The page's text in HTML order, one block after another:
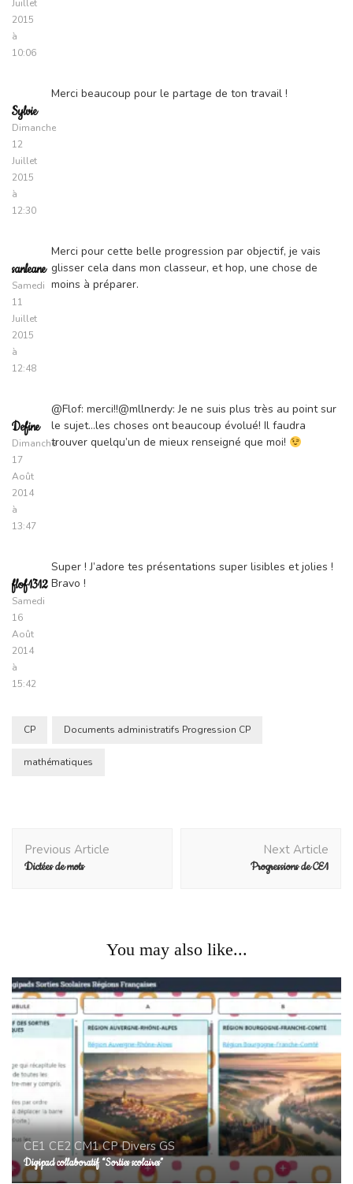
Juillet
2015
à
10:06
Sylvie
Dimanche
12
Juillet
2015
à
12:30
Merci beaucoup pour le partage de ton travail !
sanleane
Samedi
11
Juillet
2015
à
12:48
Merci pour cette belle progression par objectif, je vais
glisser cela dans mon classeur, et hop, une chose de
moins à préparer.
Define
Dimanche
17
Août
2014
à
13:47
@Flof: merci!!@mllnerdy: Je ne suis plus très au point sur
le sujet…les choses ont beaucoup évolué! Il faudra
trouver quelqu’un de mieux renseigné que moi!
flof1312
Samedi
16
Août
2014
à
15:42
Super ! J’adore tes présentations super lisibles et jolies !
Bravo !
CP Documents administratifs Progression CP
mathématiques
Navigation
Previous Article
Dictées de mots
Next Article
Progressions de CE1
You may also like...
CE1 CE2 CM1 CP Divers GS
Digipad collaboratif “Sorties scolaires”